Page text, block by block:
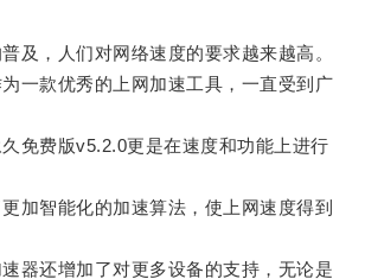
，人们对网络速度的要求越来越高。
款优秀的上网加速工具，一直受到广
费版v5.2.0更是在速度和功能上进行
智能化的加速算法，使上网速度得到
还增加了对更多设备的支持，无论是